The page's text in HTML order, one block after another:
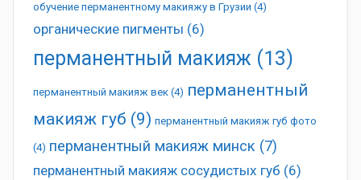
обучение перманентному макияжу в Грузии (4)
органические пигменты (6)
перманентный макияж (13)
перманентный макияж век (4) перманентный
макияж губ (9) перманентный макияж губ фото
(4) перманентный макияж минск (7)
перманентный макияж сосудистых губ (6)